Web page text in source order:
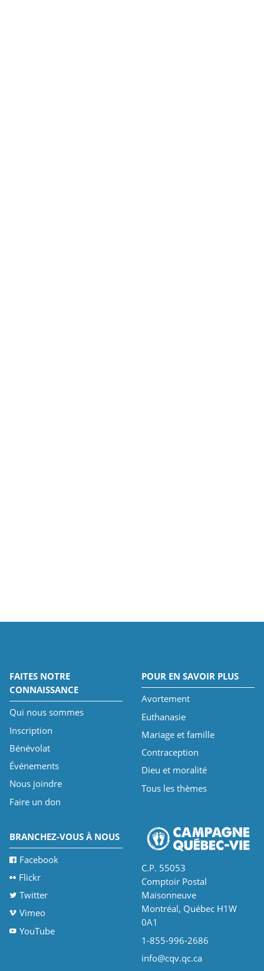
FAITES NOTRE
CONNAISSANCE
Qui nous sommes
Inscription
Bénévolat
Événements
Nous joindre
Faire un don
POUR EN SAVOIR PLUS
Avortement
Euthanasie
Mariage et famille
Contraception
Dieu et moralité
Tous les thèmes
BRANCHEZ-VOUS À NOUS
Facebook
Flickr
Twitter
Vimeo
YouTube
C.P. 55053
Comptoir Postal
Maisonneuve
Montréal, Québec H1W
0A1
1-855-996-2686
info@cqv.qc.ca